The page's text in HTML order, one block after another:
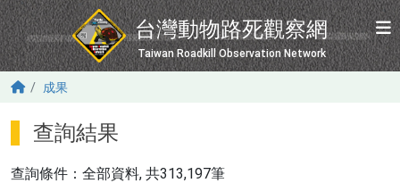
移至主內容
台灣動物路死觀察網
Taiwan Roadkill Observation Network
成果
查詢結果
查詢條件： 全部資料, 共313,197筆